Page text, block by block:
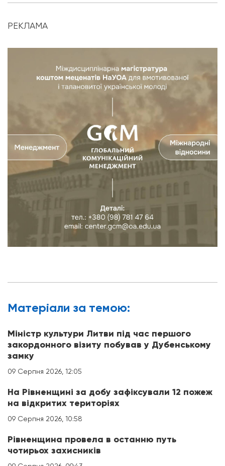
РЕКЛАМА
Матерiали за темою:
Міністр культури Литви під час першого
закордонного візиту побував у Дубенському
замку
09 Серпня 2026, 12:05
На Рівненщині за добу зафіксували 12 пожеж
на відкритих територіях
09 Серпня 2026, 10:58
Рівненщина провела в останню путь
чотирьох захисників